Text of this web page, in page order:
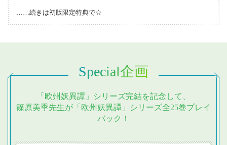
…続きは初版限定特典で☆
Special企画
「欧州妖異譚」シリーズ完結を記念して、
篠原美季先生が「欧州妖異譚」シリーズ全25巻プレイ
バック！